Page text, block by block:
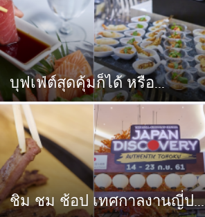
บุฟเฟ่ต์สุดคุ้มก็ได้ หรือ...
ชิม ชม ช้อป เทศกาลงานญี่ป...